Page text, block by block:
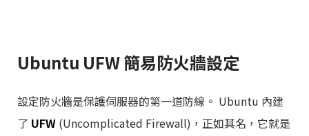
Ubuntu UFW 簡易防火牆設定
設定防火牆是保護伺服器的第一道防線。 Ubuntu 內建
了 UFW (Uncomplicated Firewall)，正如其名，它就是